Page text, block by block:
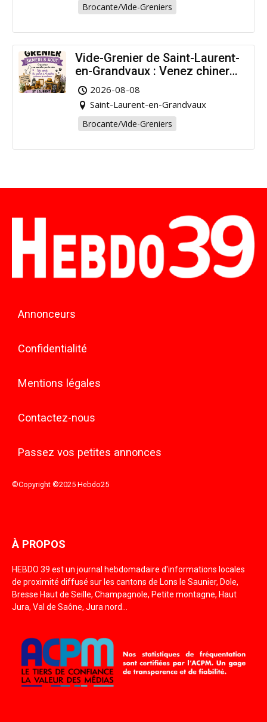
Brocante/Vide-Greniers
Vide-Grenier de Saint-Laurent-
en-Grandvaux : Venez chiner
pour la bonne cause !
2026-08-08
Saint-Laurent-en-Grandvaux
Brocante/Vide-Greniers